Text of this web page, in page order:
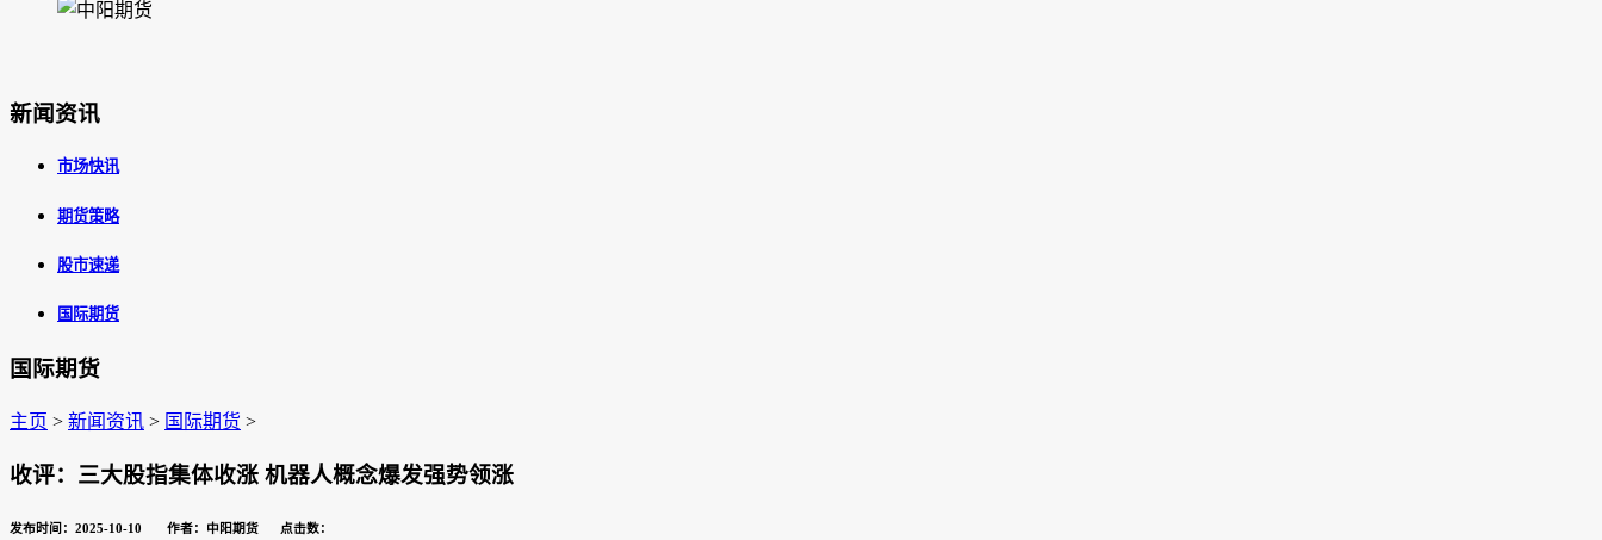
新闻资讯
市场快讯
期货策略
股市速递
国际期货
国际期货
主页 > 新闻资讯 > 国际期货 >
收评：三大股指集体收涨 机器人概念爆发强势领涨
发布时间：2025-10-10 作者：中阳期货 点击数：